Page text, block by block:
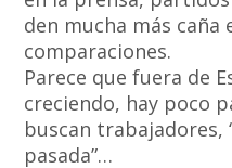
den mucha más caña
comparaciones.
Parece que fuera de
creciendo, hay poco
buscan trabajadores,
pasada”…